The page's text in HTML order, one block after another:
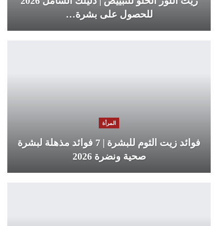
للحصول على بشرة…
المرأة
فوائد زيت الثوم للبشرة | 7 فوائد مذهلة لبشرة
صحية ونضرة 2026